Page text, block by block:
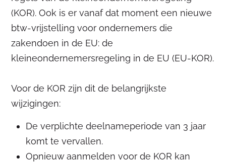
(KOR). Ook is er vanaf dat moment een nieuwe
btw-vrijstelling voor ondernemers die
zakendoen in de EU: de
kleineondernemersregeling in de EU (EU-KOR).
Voor de KOR zijn dit de belangrijkste
wijzigingen:
De verplichte deelnameperiode van 3 jaar
komt te vervallen.
Opnieuw aanmelden voor de KOR kan